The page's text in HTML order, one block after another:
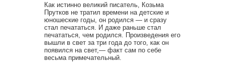
Как истинно великий писатель, Козьма
Прутков не тратил времени на детские и
юношеские годы, он родился — и сразу
стал печататься. И даже раньше стал
печататься, чем родился. Произведения его
вышли в свет за три года до того, как он
появился на свет,— факт сам по себе
весьма примечательный.